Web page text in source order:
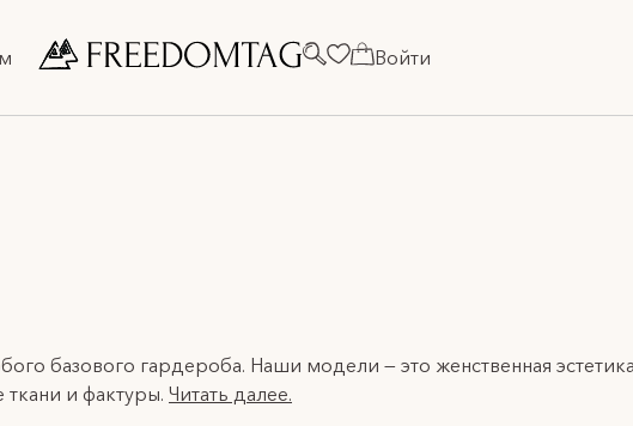
Войти
базового гардероба. Наши модели — это женственная
и фактуры. Читать далее.